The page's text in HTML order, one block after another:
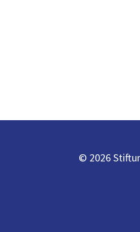
© 2026